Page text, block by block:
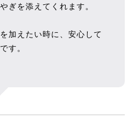
ぎを添えてくれます。
加えたい時に、安心して
す。